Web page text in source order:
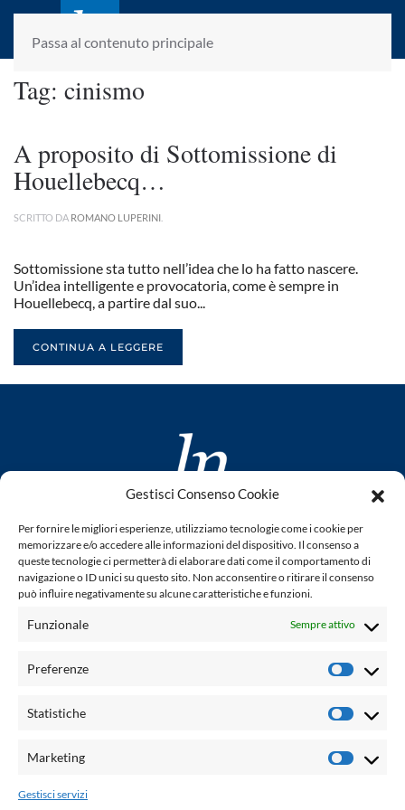
Gestisci Consenso Cookie
Per fornire le migliori esperienze, utilizziamo tecnologie come i cookie per
memorizzare e/o accedere alle informazioni del dispositivo. Il consenso a
queste tecnologie ci permetterà di elaborare dati come il comportamento di
navigazione o ID unici su questo sito. Non acconsentire o ritirare il consenso
può influire negativamente su alcune caratteristiche e funzioni.
Funzionale Sempre attivo
Preferenze
Statistiche
Marketing
Gestisci servizi
Passa al contenuto principale
laletteraturaenoi.it
fondato da Romano Luperini
Tag: cinismo
A proposito di Sottomissione di
Houellebecq…
SCRITTO DA ROMANO LUPERINI
Sottomissione sta tutto nell’idea che lo ha fatto nascere.
Un’idea intelligente e provocatoria, come è sempre in
Houellebecq, a partire dal suo...
CONTINUA A LEGGERE
www.laletteraturaenoi.it
fondato da Romano Luperini
Questo blog non rappresenta una testata giornalistica in
quanto viene aggiornato senza alcuna periodicità. Non può
legge n° 62 del 7.03.2001. L'autore non è responsabile per
email: